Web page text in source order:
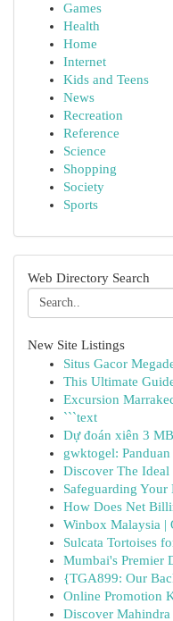
Games
Health
Home
Internet
Kids and Teens
News
Recreation
Reference
Science
Shopping
Society
Sports
Web Directory Search
New Site Listings
Situs Gacor
This Ultimate
Excursion
```text
Dự đoán xiên 3
gwktogel:
Discover The
Safeguarding Your
How Does Net
Winbox Malaysia |
Sulcata Tortoises
Mumbai's Premier
{TGA899: Our
Online Promotion
Discover